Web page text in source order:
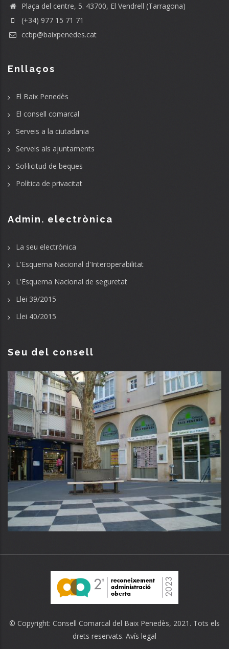
Plaça del centre, 5. 43700, El Vendrell (Tarragona)
(+34) 977 15 71 71
ccbp@baixpenedes.cat
Enllaços
El Baix Penedès
El consell comarcal
Serveis a la ciutadania
Serveis als ajuntaments
Sol·licitud de beques
Política de privacitat
Admin. electrònica
La seu electrònica
L'Esquema Nacional d'Interoperabilitat
L'Esquema Nacional de seguretat
Llei 39/2015
Llei 40/2015
Seu del consell
© Copyright: Consell Comarcal del Baix Penedès, 2021. Tots els
drets reservats. Avís legal